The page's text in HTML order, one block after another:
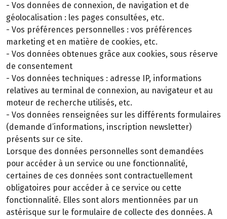
- Vos données de connexion, de navigation et de
géolocalisation : les pages consultées, etc.
- Vos préférences personnelles : vos préférences
marketing et en matière de cookies, etc.
- Vos données obtenues grâce aux cookies, sous réserve
de consentement
- Vos données techniques : adresse IP, informations
relatives au terminal de connexion, au navigateur et au
moteur de recherche utilisés, etc.
- Vos données renseignées sur les différents formulaires
(demande d’informations, inscription newsletter)
présents sur ce site.
Lorsque des données personnelles sont demandées
pour accéder à un service ou une fonctionnalité,
certaines de ces données sont contractuellement
obligatoires pour accéder à ce service ou cette
fonctionnalité. Elles sont alors mentionnées par un
astérisque sur le formulaire de collecte des données. A